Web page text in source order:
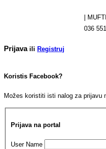
|
036
Prijava ili Registruj
Koristis Facebook?
Možes koristiti isti nalog za prijavu
Prijava na portal
User Name